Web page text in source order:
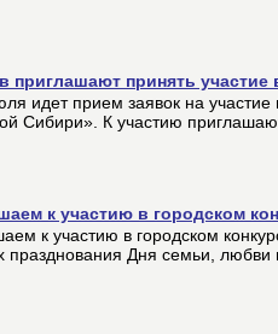
приглашают принять
идет прием заявок на
Сибири». К участию
к участию в городском
к участию в городском
празднования Дня семьи, любви